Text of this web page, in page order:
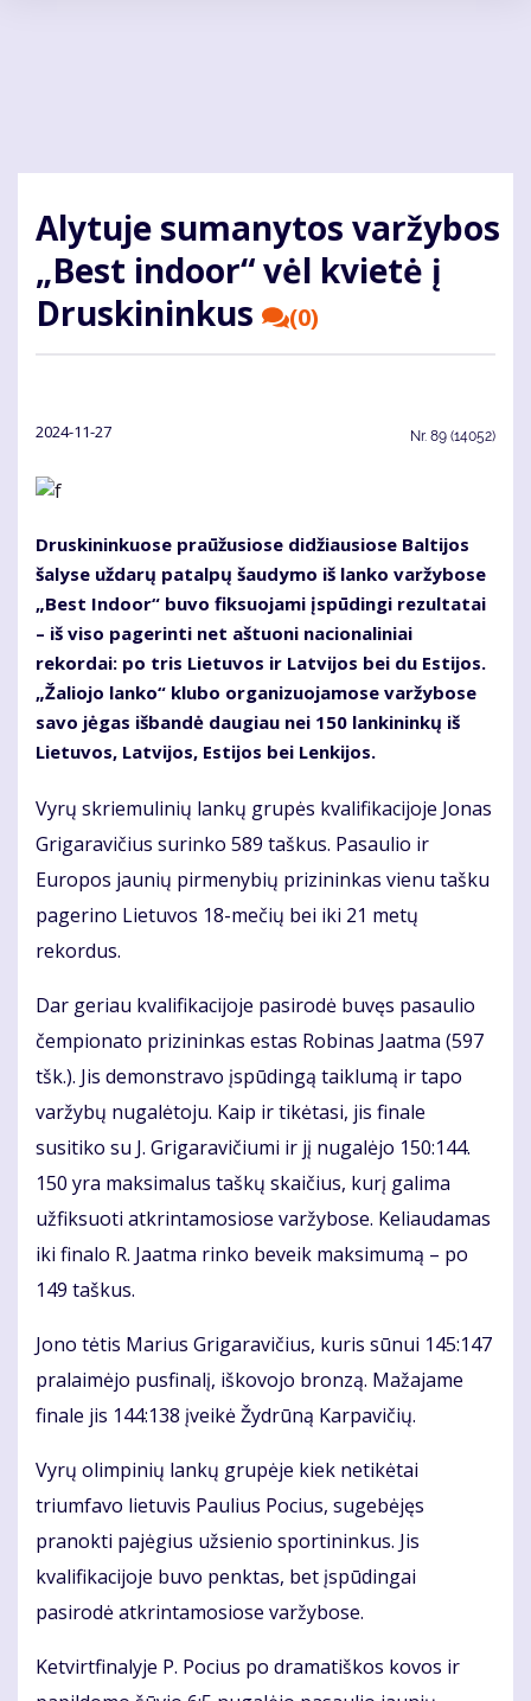
Alytuje sumanytos varžybos
„Best indoor“ vėl kvietė į
Druskininkus
(0)
2024-11-27 Nr. 89 (14052)
Druskininkuose praūžusiose didžiausiose Baltijos
šalyse uždarų patalpų šaudymo iš lanko varžybose
„Best Indoor“ buvo fiksuojami įspūdingi rezultatai
– iš viso pagerinti net aštuoni nacionaliniai
rekordai: po tris Lietuvos ir Latvijos bei du Estijos.
„Žaliojo lanko“ klubo organizuojamose varžybose
savo jėgas išbandė daugiau nei 150 lankininkų iš
Lietuvos, Latvijos, Estijos bei Lenkijos.
Vyrų skriemulinių lankų grupės kvalifikacijoje Jonas
Grigaravičius surinko 589 taškus. Pasaulio ir
Europos jaunių pirmenybių prizininkas vienu tašku
pagerino Lietuvos 18-mečių bei iki 21 metų
rekordus.
Dar geriau kvalifikacijoje pasirodė buvęs pasaulio
čempionato prizininkas estas Robinas Jaatma (597
tšk.). Jis demonstravo įspūdingą taiklumą ir tapo
varžybų nugalėtoju. Kaip ir tikėtasi, jis finale
susitiko su J. Grigaravičiumi ir jį nugalėjo 150:144.
150 yra maksimalus taškų skaičius, kurį galima
užfiksuoti atkrintamosiose varžybose. Keliaudamas
iki finalo R. Jaatma rinko beveik maksimumą – po
149 taškus.
Jono tėtis Marius Grigaravičius, kuris sūnui 145:147
pralaimėjo pusfinalį, iškovojo bronzą. Mažajame
finale jis 144:138 įveikė Žydrūną Karpavičių.
Vyrų olimpinių lankų grupėje kiek netikėtai
triumfavo lietuvis Paulius Pocius, sugebėjęs
pranokti pajėgius užsienio sportininkus. Jis
kvalifikacijoje buvo penktas, bet įspūdingai
pasirodė atkrintamosiose varžybose.
Ketvirtfinalyje P. Pocius po dramatiškos kovos ir